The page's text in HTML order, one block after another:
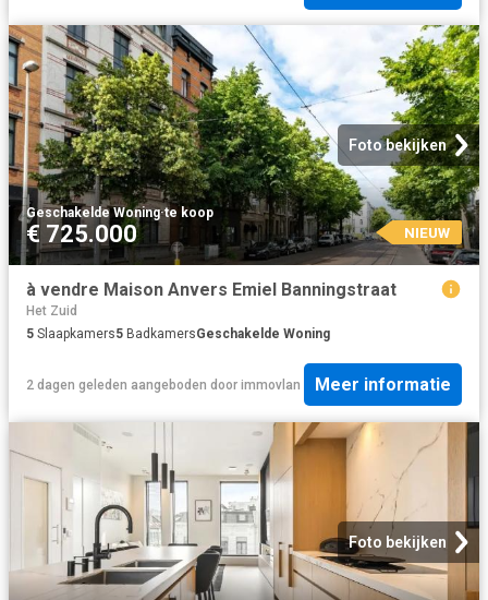
Foto bekijken
Geschakelde Woning·te koop
€ 725.000 NIEUW
à vendre Maison Anvers Emiel Banningstraat
Het Zuid
5 Slaapkamers5 BadkamersGeschakelde Woning
2 dagen geleden aangeboden door immovlan Meer informatie
Foto bekijken